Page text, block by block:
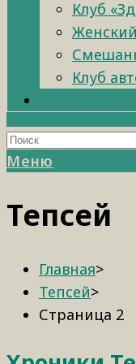
Клуб
Клуб
Меню
Тепсей
Главная>
Тепсей>
Страница 2